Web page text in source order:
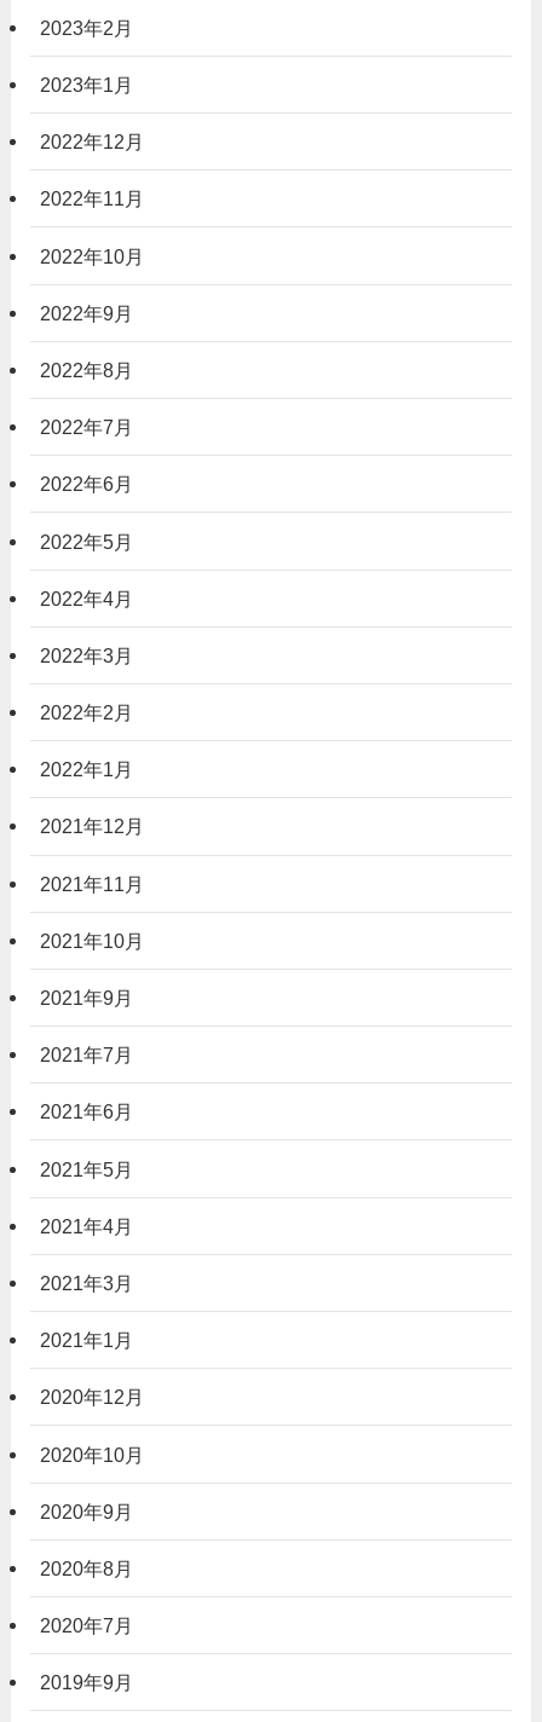
2023年2月
2023年1月
2022年12月
2022年11月
2022年10月
2022年9月
2022年8月
2022年7月
2022年6月
2022年5月
2022年4月
2022年3月
2022年2月
2022年1月
2021年12月
2021年11月
2021年10月
2021年9月
2021年7月
2021年6月
2021年5月
2021年4月
2021年3月
2021年1月
2020年12月
2020年10月
2020年9月
2020年8月
2020年7月
2019年9月